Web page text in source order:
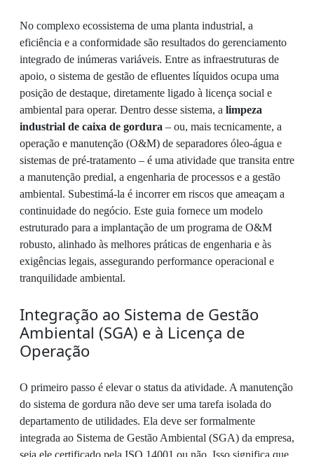
No complexo ecossistema de uma planta industrial, a
eficiência e a conformidade são resultados do gerenciamento
integrado de inúmeras variáveis. Entre as infraestruturas de
apoio, o sistema de gestão de efluentes líquidos ocupa uma
posição de destaque, diretamente ligado à licença social e
ambiental para operar. Dentro desse sistema, a limpeza
industrial de caixa de gordura – ou, mais tecnicamente, a
operação e manutenção (O&M) de separadores óleo-água e
sistemas de pré-tratamento – é uma atividade que transita entre
a manutenção predial, a engenharia de processos e a gestão
ambiental. Subestimá-la é incorrer em riscos que ameaçam a
continuidade do negócio. Este guia fornece um modelo
estruturado para a implantação de um programa de O&M
robusto, alinhado às melhores práticas de engenharia e às
exigências legais, assegurando performance operacional e
tranquilidade ambiental.
Integração ao Sistema de Gestão
Ambiental (SGA) e à Licença de
Operação
O primeiro passo é elevar o status da atividade. A manutenção
do sistema de gordura não deve ser uma tarefa isolada do
departamento de utilidades. Ela deve ser formalmente
integrada ao Sistema de Gestão Ambiental (SGA) da empresa,
seja ele certificado pela ISO 14001 ou não. Isso significa que